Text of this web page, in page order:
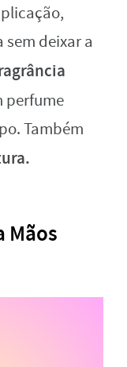
deixar a
perfume
Também
Mãos